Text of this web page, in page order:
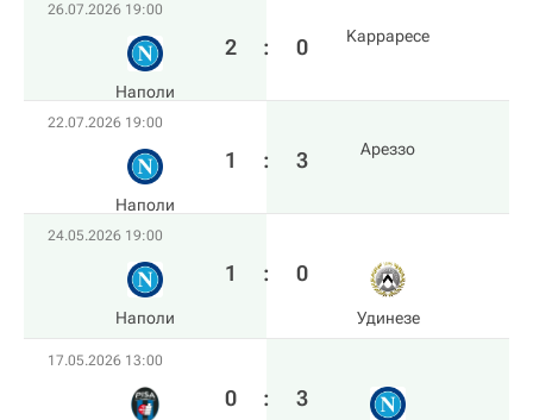
26.07.2026 19:00
Наполи
2 : 0 Kарраресе
22.07.2026 19:00
Наполи
1 : 3 Ареззо
24.05.2026 19:00
Наполи
1 : 0
Удинезе
17.05.2026 13:00
0 : 3